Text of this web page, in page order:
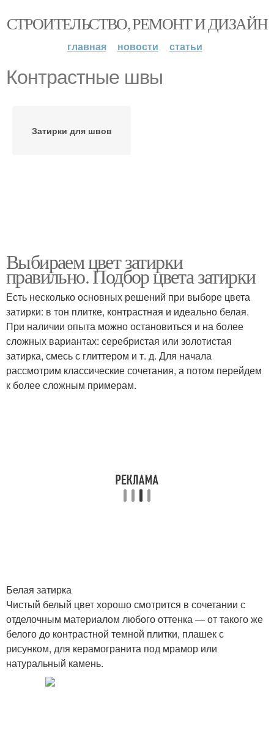
СТРОИТЕЛЬСТВО, РЕМОНТ И ДИЗАЙН
главная новости статьи
Контрастные швы
Затирки для швов
Выбираем цвет затирки
правильно. Подбор цвета затирки
Есть несколько основных решений при выборе цвета
затирки: в тон плитке, контрастная и идеально белая.
При наличии опыта можно остановиться и на более
сложных вариантах: серебристая или золотистая
затирка, смесь с глиттером и т. д. Для начала
рассмотрим классические сочетания, а потом перейдем
к более сложным примерам.
Белая затирка
Чистый белый цвет хорошо смотрится в сочетании с
отделочным материалом любого оттенка — от такого же
белого до контрастной темной плитки, плашек с
рисунком, для керамогранита под мрамор или
натуральный камень.